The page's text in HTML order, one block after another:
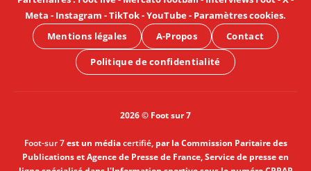
Meta - Instagram -TikTok-YouTube- Paramètres cookies.
Mentions légales
A-Propos Contact
Politique de confidentialité
2026 © Foot sur 7
Foot-sur 7est un médiacertifié, par la Commission Paritaire des
Publications et Agence de Presse de France, Service de presse en